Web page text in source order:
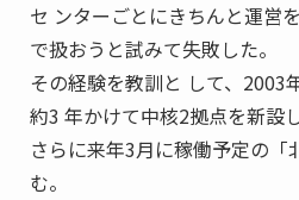
セ ンターごとにきちんと運営
で扱おうと試みて失敗した。
その経験を教訓と して、2003
約3 年かけて中核2拠点を新設
さらに来年3月に稼働予定の
む。